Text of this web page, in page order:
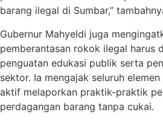
barang ilegal di Sumbar,”
Gubernur Mahyeldi juga
pemberantasan rokok ilegal harus
penguatan edukasi publik serta
sektor. Ia mengajak seluruh
aktif melaporkan praktik-praktik
perdagangan barang tanpa cukai.